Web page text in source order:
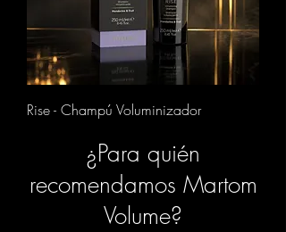
Rise - Champú Voluminizador
¿Para quién
recomendamos Martom
Volume?